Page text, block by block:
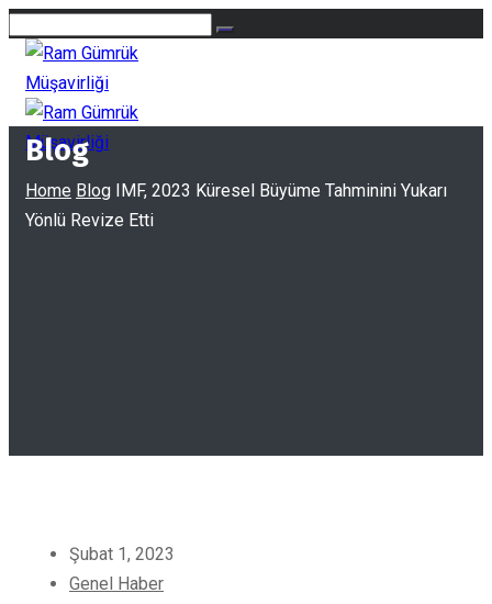
Blog
Home Blog IMF, 2023 Küresel Büyüme Tahminini Yukarı
Yönlü Revize Etti
Şubat 1, 2023
Genel Haber